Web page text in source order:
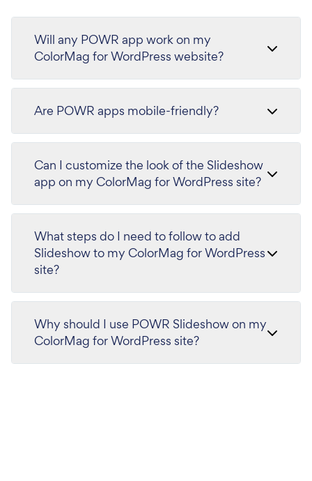
Will any POWR app work on my
ColorMag for WordPress website?
Are POWR apps mobile-friendly?
Can I customize the look of the Slideshow
app on my ColorMag for WordPress site?
What steps do I need to follow to add
Slideshow to my ColorMag for WordPress
site?
Why should I use POWR Slideshow on my
ColorMag for WordPress site?